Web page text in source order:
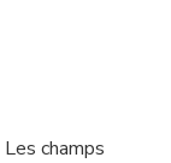
Les champs